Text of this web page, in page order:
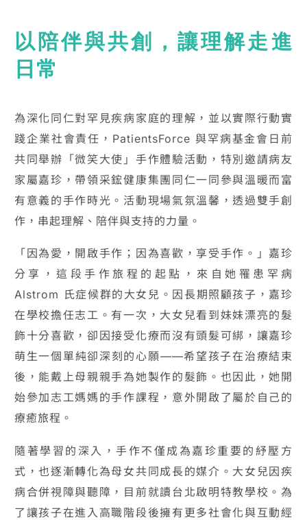
以陪伴與共創，讓理解走進
日常
為深化同仁對罕見疾病家庭的理解，並以實際行動實
踐企業社會責任，PatientsForce 與罕病基金會日前
共同舉辦「微笑大使」手作體驗活動，特別邀請病友
家屬嘉珍，帶領采鋐健康集團同仁一同參與溫暖而富
有意義的手作時光。活動現場氣氛溫馨，透過雙手創
作，串起理解、陪伴與支持的力量。
「因為愛，開啟手作；因為喜歡，享受手作。」嘉珍
分享，這段手作旅程的起點，來自她罹患罕病
Alstrom 氏症候群的大女兒。因長期照顧孩子，嘉珍
在學校擔任志工。有一次，大女兒看到妹妹漂亮的髮
飾十分喜歡，卻因接受化療而沒有頭髮可綁，讓嘉珍
萌生一個單純卻深刻的心願——希望孩子在治療結束
後，能戴上母親親手為她製作的髮飾。也因此，她開
始參加志工媽媽的手作課程，意外開啟了屬於自己的
療癒旅程。
隨著學習的深入，手作不僅成為嘉珍重要的紓壓方
式，也逐漸轉化為母女共同成長的媒介。大女兒因疾
病合併視障與聽障，目前就讀台北啟明特教學校。為
了讓孩子在進入高職階段後擁有更多社會化與互動經